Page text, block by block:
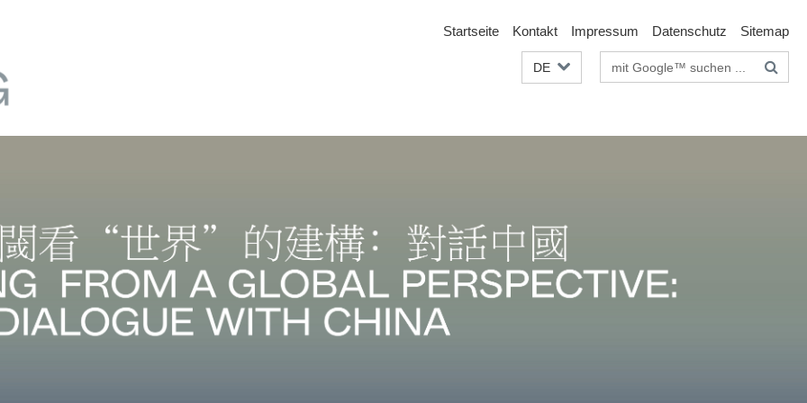
Startseite Kontakt Impressum Datenschutz Sitemap
DE Suchbegriffe